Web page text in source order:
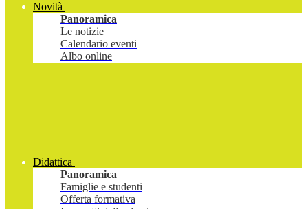
Novità
Panoramica
Le notizie
Calendario eventi
Albo online
Didattica
Panoramica
Famiglie e studenti
Offerta formativa